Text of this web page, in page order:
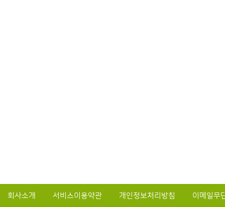
회사소개 서비스이용약관 개인정보처리방침 이메일무